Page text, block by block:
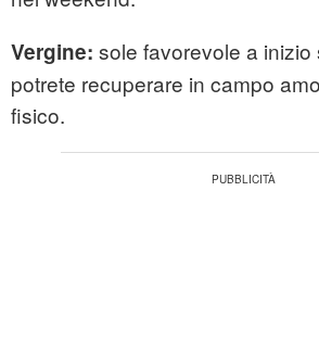
Vergine: sole favorevole a inizio
potrete recuperare in campo
fisico.